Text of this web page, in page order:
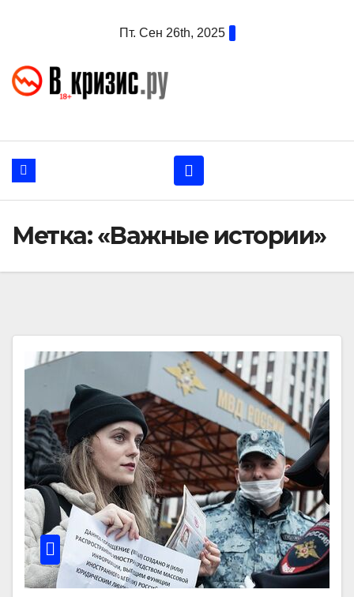
Пт. Сен 26th, 2025
Метка:«Важные истории»